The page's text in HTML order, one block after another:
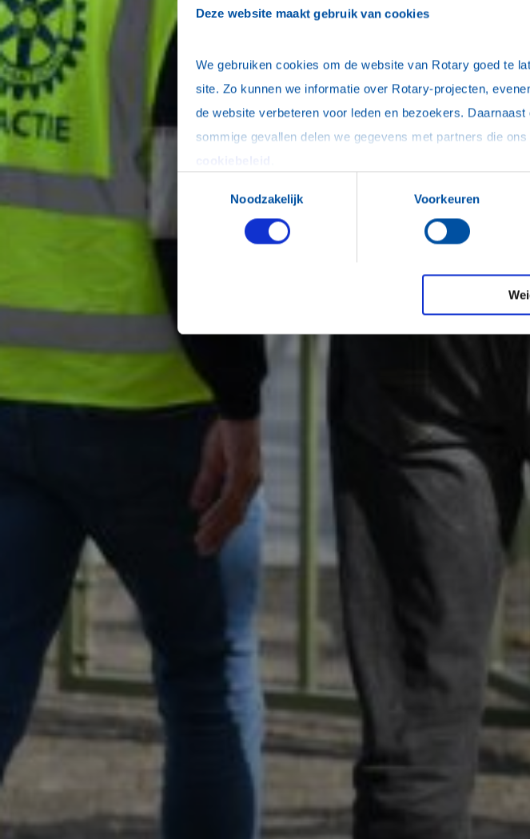
Deze website maakt gebruik van cookies
We gebruiken cookies om de website van Rotary goed te
site. Zo kunnen we informatie over Rotary-projecten,
de website verbeteren voor leden en bezoekers.
Noodzakelijk
Voorkeuren